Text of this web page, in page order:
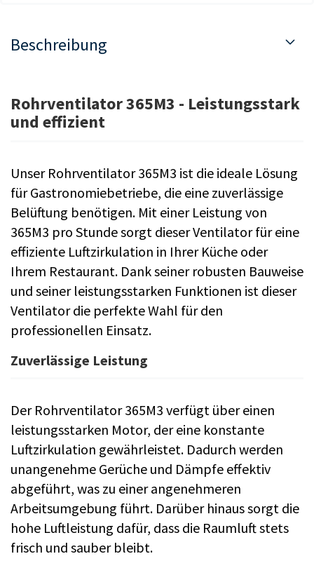
Beschreibung
Rohrventilator 365M3 - Leistungsstark
und effizient
Unser Rohrventilator 365M3 ist die ideale Lösung
für Gastronomiebetriebe, die eine zuverlässige
Belüftung benötigen. Mit einer Leistung von
365M3 pro Stunde sorgt dieser Ventilator für eine
effiziente Luftzirkulation in Ihrer Küche oder
Ihrem Restaurant. Dank seiner robusten Bauweise
und seiner leistungsstarken Funktionen ist dieser
Ventilator die perfekte Wahl für den
professionellen Einsatz.
Zuverlässige Leistung
Der Rohrventilator 365M3 verfügt über einen
leistungsstarken Motor, der eine konstante
Luftzirkulation gewährleistet. Dadurch werden
unangenehme Gerüche und Dämpfe effektiv
abgeführt, was zu einer angenehmeren
Arbeitsumgebung führt. Darüber hinaus sorgt die
hohe Luftleistung dafür, dass die Raumluft stets
frisch und sauber bleibt.